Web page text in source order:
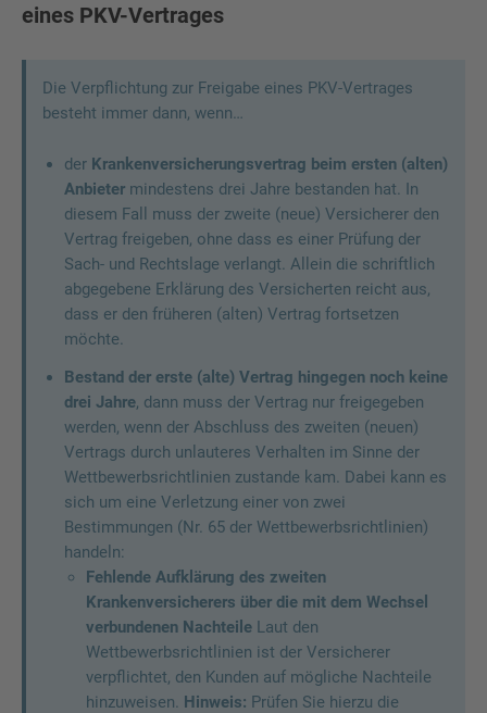
eines PKV-Vertrages
Die Verpflichtung zur Freigabe eines PKV-Vertrages
besteht immer dann, wenn…
der Krankenversicherungsvertrag beim ersten (alten)
Anbieter mindestens drei Jahre bestanden hat. In
diesem Fall muss der zweite (neue) Versicherer den
Vertrag freigeben, ohne dass es einer Prüfung der
Sach- und Rechtslage verlangt. Allein die schriftlich
abgegebene Erklärung des Versicherten reicht aus,
dass er den früheren (alten) Vertrag fortsetzen
möchte.
Bestand der erste (alte) Vertrag hingegen noch keine
drei Jahre, dann muss der Vertrag nur freigegeben
werden, wenn der Abschluss des zweiten (neuen)
Vertrags durch unlauteres Verhalten im Sinne der
Wettbewerbsrichtlinien zustande kam. Dabei kann es
sich um eine Verletzung einer von zwei
Bestimmungen (Nr. 65 der Wettbewerbsrichtlinien)
handeln:
Fehlende Aufklärung des zweiten
Krankenversicherers über die mit dem Wechsel
verbundenen Nachteile Laut den
Wettbewerbsrichtlinien ist der Versicherer
verpflichtet, den Kunden auf mögliche Nachteile
hinzuweisen. Hinweis: Prüfen Sie hierzu die